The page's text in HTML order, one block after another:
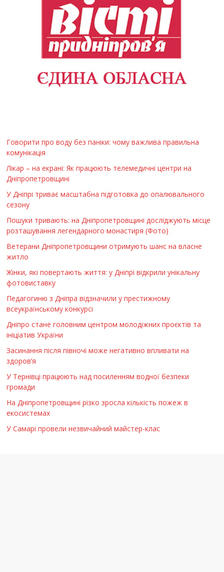
Говорити про воду без паніки: чому важлива правильна
комунікація
Лікар – на екрані: Як працюють телемедичні центри на
Дніпропетровщині
У Дніпрі триває масштабна підготовка до опалювального
сезону
Пошуки тривають: на Дніпропетровщині досліджують місце
розташування легендарного монастиря (Фото)
Ветерани Дніпропетровщини отримують шанс на власне
житло
Жінки, які повертають життя: у Дніпрі відкрили унікальну
фотовиставку
Педагогиню з Дніпра відзначили у престижному
всеукраїнському конкурсі
Дніпро стане головним центром молодіжних проєктів та
ініціатив України
Засинання після півночі може негативно впливати на
здоров’я
У Тернівці працюють над посиленням водної безпеки
громади
На Дніпропетровщині різко зросла кількість пожеж в
екосистемах
У Самарі провели незвичайний майстер-клас